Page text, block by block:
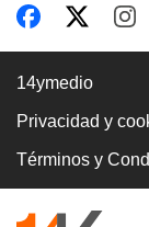
14ymedio
Privacidad y
Términos y